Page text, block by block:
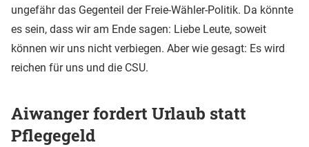
ungefähr das Gegenteil der Freie-Wähler-Politik. Da könnte
es sein, dass wir am Ende sagen: Liebe Leute, soweit
können wir uns nicht verbiegen. Aber wie gesagt: Es wird
reichen für uns und die CSU.
Aiwanger fordert Urlaub statt
Pflegegeld